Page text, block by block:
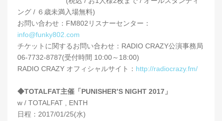
ング / ６歳未満入場無料)
お問い合わせ：FM802リスナーセンター：
info@funky802.com
チケットに関するお問い合わせ：RADIO CRAZY公演事務局
06-7732-8787(受付時間 10:00～18:00)
RADIO CRAZY オフィシャルサイト： http://radiocrazy.fm/
◆TOTALFAT主催「PUNISHER’S NIGHT 2017」
w / TOTALFAT , ENTH
日程：2017/01/25(水)